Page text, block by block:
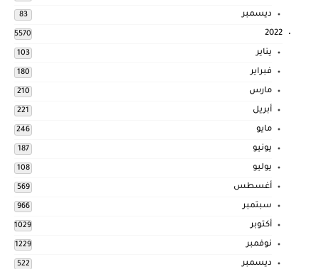
ديسمبر 83
2022
5570
يناير 103
فبراير 180
مارس 210
أبريل 221
مايو 246
يونيو 187
يوليو 108
أغسطس 569
سبتمبر 966
أكتوبر 1029
نوفمبر 1229
ديسمبر 522